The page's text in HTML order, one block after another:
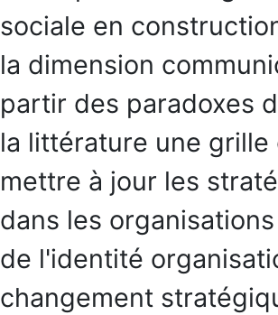
sociale en
la dimension
partir des paradoxes
la littérature une
mettre à jour les
dans les
de l'identité
changement